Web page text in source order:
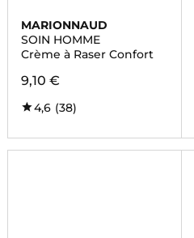
MARIONNAUD
SOIN HOMME
Crème à Raser Confort
9,10 €
4,6 (38)